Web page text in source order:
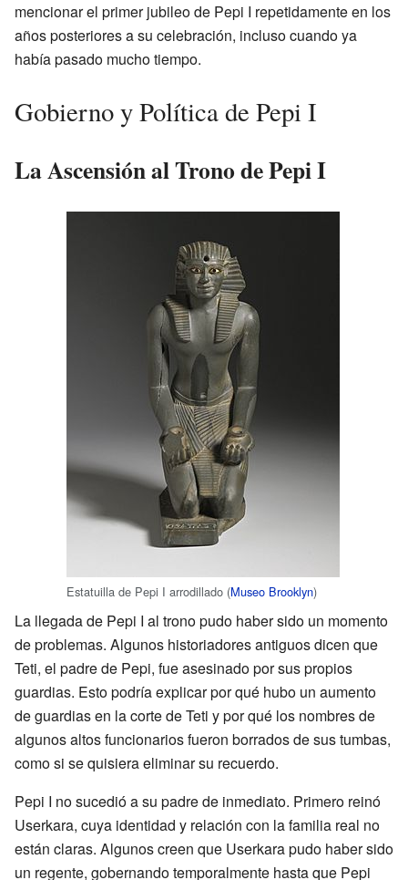
mencionar el primer jubileo de Pepi I repetidamente en los
años posteriores a su celebración, incluso cuando ya
había pasado mucho tiempo.
Gobierno y Política de Pepi I
La Ascensión al Trono de Pepi I
Estatuilla de Pepi I arrodillado (Museo Brooklyn)
La llegada de Pepi I al trono pudo haber sido un momento
de problemas. Algunos historiadores antiguos dicen que
Teti, el padre de Pepi, fue asesinado por sus propios
guardias. Esto podría explicar por qué hubo un aumento
de guardias en la corte de Teti y por qué los nombres de
algunos altos funcionarios fueron borrados de sus tumbas,
como si se quisiera eliminar su recuerdo.
Pepi I no sucedió a su padre de inmediato. Primero reinó
Userkara, cuya identidad y relación con la familia real no
están claras. Algunos creen que Userkara pudo haber sido
un regente, gobernando temporalmente hasta que Pepi